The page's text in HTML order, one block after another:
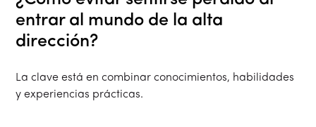
entrar al mundo de la alta
dirección?
La clave está en combinar conocimientos, habilidades
y experiencias prácticas.